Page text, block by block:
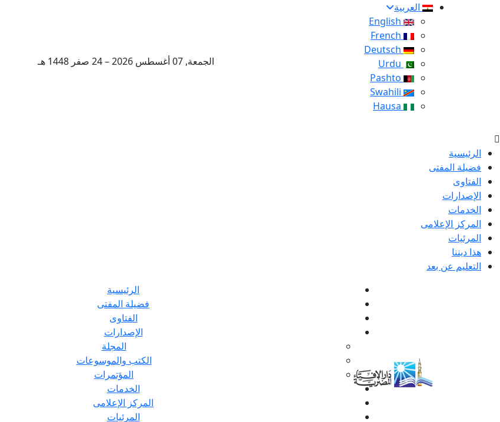
العربية
الجمعة, 07 أغسطس 2026 – 24 صفر 1448 هـ
الرئيسية
فضيلة المفتى
الفتاوى
الإصدارات
الخدمات
المركز الإعلامى
المرئيات
هذا ديننا
التعليم عن بعد
الرئيسية
فضيلة المفتى
الفتاوى
الإصدارات
المجلة
الكتب والموسوعات
المؤتمرات
الخدمات
المركز الإعلامى
المرئيات